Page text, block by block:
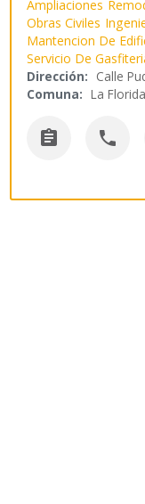
Ampliaciones
Obras Civiles
Mantencion De
Servicio De
Dirección: Calle
Comuna: La Florida
 